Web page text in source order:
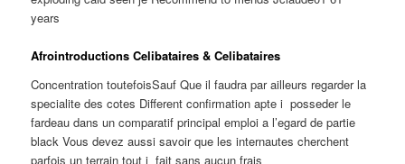
years
Afrointroductions Celibataires & Celibataires
Concentration toutefoisSauf Que il faudra par ailleurs regarder la
specialite des cotes Different confirmation apte i posseder le
fardeau dans un comparatif principal emploi a l’egard de partie
black Vous devez aussi savoir que les internautes cherchent
parfois un terrain tout i fait sans aucun frais